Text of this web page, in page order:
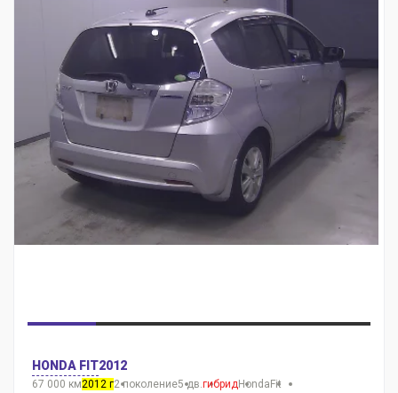
HONDA FIT2012
67 000 км2012 г2 поколение5 дв.гибридHonda Fit